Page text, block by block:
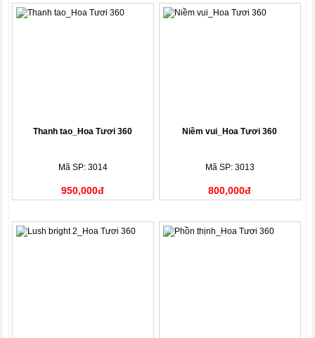
Thanh tao_Hoa Tươi 360
Mã SP: 3014
950,000đ
Niềm vui_Hoa Tươi 360
Mã SP: 3013
800,000đ